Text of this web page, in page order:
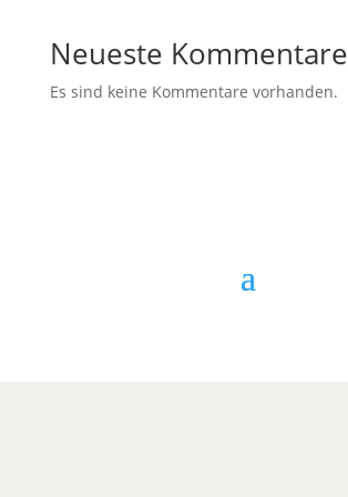
Neueste Kommentare
Es sind keine Kommentare vorhanden.